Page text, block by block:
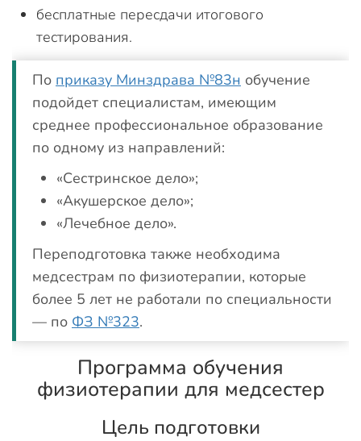
бесплатные пересдачи итогового
тестирования.
По приказу Минздрава №83н обучение
подойдет специалистам, имеющим
среднее профессиональное образование
по одному из направлений:
«Сестринское дело»;
«Акушерское дело»;
«Лечебное дело».
Переподготовка также необходима
медсестрам по физиотерапии, которые
более 5 лет не работали по специальности
— по ФЗ №323.
Программа обучения
физиотерапии для медсестер
Цель подготовки